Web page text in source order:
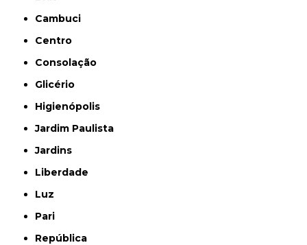
Cambuci
Centro
Consolação
Glicério
Higienópolis
Jardim Paulista
Jardins
Liberdade
Luz
Pari
República